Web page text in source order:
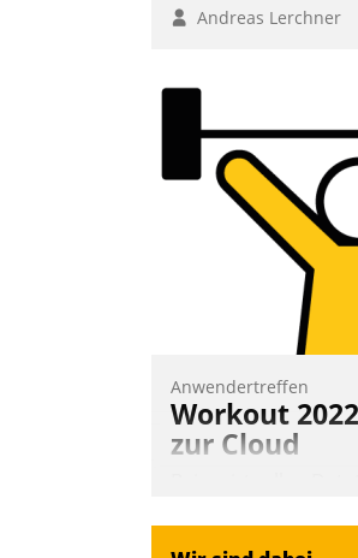
Andreas Lerchner
Anwendertreffen
Workout
zur Cloud